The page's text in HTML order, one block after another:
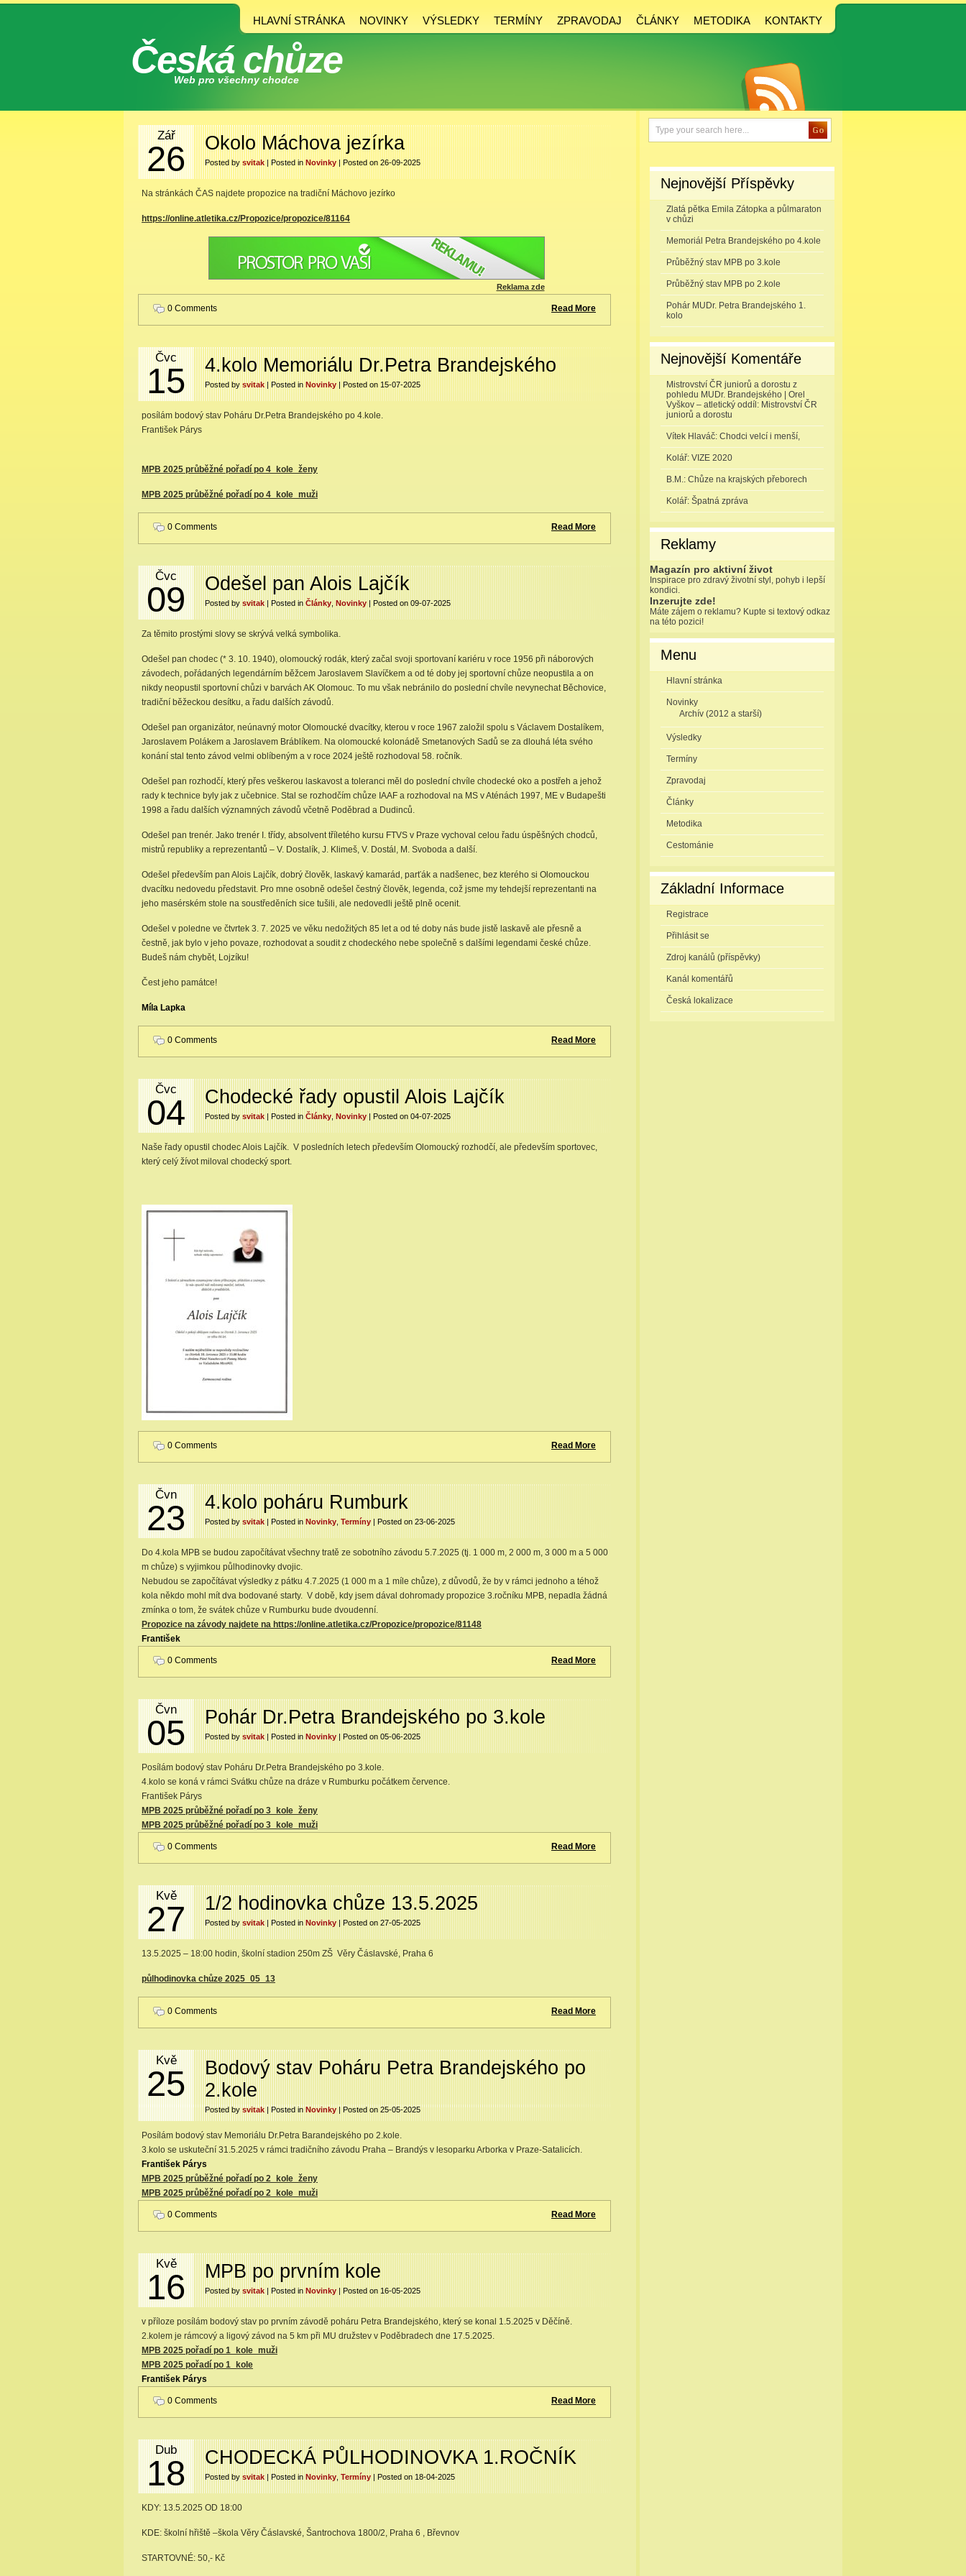
HLAVNÍ STRÁNKA NOVINKY VÝSLEDKY TERMÍNY ZPRAVODAJ ČLÁNKY METODIKA KONTAKTY
Česká chůze
Web pro všechny chodce
Zář
26 Okolo Máchova jezírka
Posted by svitak | Posted in Novinky | Posted on 26-09-2025
Na stránkách ČAS najdete propozice na tradiční Máchovo jezírko
https://online.atletika.cz/Propozice/propozice/81164
Reklama zde
0 Comments Read More
Čvc
15 4.kolo Memoriálu Dr.Petra Brandejského
Posted by svitak | Posted in Novinky | Posted on 15-07-2025
posílám bodový stav Poháru Dr.Petra Brandejského po 4.kole.
František Párys
MPB 2025 průběžné pořadí po 4_kole_ženy
MPB 2025 průběžné pořadí po 4_kole_muži
0 Comments Read More
Čvc
09 Odešel pan Alois Lajčík
Posted by svitak | Posted in Články Novinky | Posted on 09-07-2025
Za těmito prostými slovy se skrývá velká symbolika.
Odešel pan chodec (* 3. 10. 1940), olomoucký rodák, který začal svoji sportovaní kariéru v roce 1956 při náborových
závodech, pořádaných legendárním běžcem Jaroslavem Slavíčkem a od té doby jej sportovní chůze neopustila a on
nikdy neopustil sportovní chůzi v barvách AK Olomouc. To mu však nebránilo do poslední chvíle nevynechat Běchovice,
tradiční běžeckou desítku, a řadu dalších závodů.
Odešel pan organizátor, neúnavný motor Olomoucké dvacítky, kterou v roce 1967 založil spolu s Václavem Dostalíkem,
Jaroslavem Polákem a Jaroslavem Bráblíkem. Na olomoucké kolonádě Smetanových Sadů se za dlouhá léta svého
konání stal tento závod velmi oblíbeným a v roce 2024 ještě rozhodoval 58. ročník.
Odešel pan rozhodčí, který přes veškerou laskavost a toleranci měl do poslední chvíle chodecké oko a postřeh a jehož
rady k technice byly jak z učebnice. Stal se rozhodčím chůze IAAF a rozhodoval na MS v Aténách 1997, ME v Budapešti
1998 a řadu dalších významných závodů včetně Poděbrad a Dudinců.
Odešel pan trenér. Jako trenér I. třídy, absolvent tříletého kursu FTVS v Praze vychoval celou řadu úspěšných chodců,
mistrů republiky a reprezentantů – V. Dostalík, J. Klimeš, V. Dostál, M. Svoboda a další.
Odešel především pan Alois Lajčík, dobrý člověk, laskavý kamarád, parťák a nadšenec, bez kterého si Olomouckou
dvacítku nedovedu představit. Pro mne osobně odešel čestný člověk, legenda, což jsme my tehdejší reprezentanti na
jeho masérském stole na soustředěních sice tušili, ale nedovedli ještě plně ocenit.
Odešel v poledne ve čtvrtek 3. 7. 2025 ve věku nedožitých 85 let a od té doby nás bude jistě laskavě ale přesně a
čestně, jak bylo v jeho povaze, rozhodovat a soudit z chodeckého nebe společně s dalšími legendami české chůze.
Budeš nám chybět, Lojzíku!
Čest jeho památce!
Míla Lapka
0 Comments Read More
Čvc
04 Chodecké řady opustil Alois Lajčík
Posted by svitak | Posted in Články Novinky | Posted on 04-07-2025
Naše řady opustil chodec Alois Lajčík. V posledních letech především Olomoucký rozhodčí, ale především sportovec,
který celý žívot miloval chodecký sport.
0 Comments Read More
Čvn
23 4.kolo poháru Rumburk
Posted by svitak | Posted in Novinky Termíny | Posted on 23-06-2025
Do 4.kola MPB se budou započítávat všechny tratě ze sobotního závodu 5.7.2025 (tj. 1 000 m, 2 000 m, 3 000 m a 5 000
m chůze) s vyjimkou půlhodinovky dvojic.
Nebudou se započítávat výsledky z pátku 4.7.2025 (1 000 m a 1 míle chůze), z důvodů, že by v rámci jednoho a téhož
kola někdo mohl mít dva bodované starty. V době, kdy jsem dával dohromady propozice 3.ročníku MPB, nepadla žádná
zmínka o tom, že svátek chůze v Rumburku bude dvoudenní.
Propozice na závody najdete na https://online.atletika.cz/Propozice/propozice/81148
František
0 Comments Read More
Čvn
05 Pohár Dr.Petra Brandejského po 3.kole
Posted by svitak | Posted in Novinky | Posted on 05-06-2025
Posílám bodový stav Poháru Dr.Petra Brandejského po 3.kole.
4.kolo se koná v rámci Svátku chůze na dráze v Rumburku počátkem července.
František Párys
MPB 2025 průběžné pořadí po 3_kole_ženy
MPB 2025 průběžné pořadí po 3_kole_muži
0 Comments Read More
Kvě
27 1/2 hodinovka chůze 13.5.2025
Posted by svitak | Posted in Novinky | Posted on 27-05-2025
13.5.2025 – 18:00 hodin, školní stadion 250m ZŠ Věry Čáslavské, Praha 6
půlhodinovka chůze 2025_05_13
0 Comments Read More
Kvě
25
Bodový stav Poháru Petra Brandejského po
2.kole
Posted bysvitak| Posted inNovinky| Posted on 25-05-2025
Posílám bodový stav Memoriálu Dr.Petra Barandejského po 2.kole.
3.kolo se uskuteční 31.5.2025 v rámci tradičního závodu Praha – Brandýs v lesoparku Arborka v Praze-Satalicích.
František Párys
MPB 2025 průběžné pořadí po 2_kole_ženy
MPB 2025 průběžné pořadí po 2_kole_muži
0 Comments Read More
Kvě
16 MPB po prvním kole
Posted by svitak | Posted in Novinky | Posted on 16-05-2025
v příloze posílám bodový stav po prvním závodě poháru Petra Brandejského, který se konal 1.5.2025 v Děčíně.
2.kolem je rámcový a ligový závod na 5 km při MU družstev v Poděbradech dne 17.5.2025.
MPB 2025 pořadí po 1_kole_muži
MPB 2025 pořadí po 1_kole
František Párys
0 Comments Read More
Dub
18 CHODECKÁ PŮLHODINOVKA 1.ROČNÍK
Posted by svitak | Posted in Novinky Termíny | Posted on 18-04-2025
KDY: 13.5.2025 OD 18:00
KDE: školní hřiště –škola Věry Čáslavské, Šantrochova 1800/2, Praha 6 , Břevnov
STARTOVNÉ: 50,- Kč
Nejnovější Příspěvky
Zlatá pětka Emila Zátopka a půlmaraton
v chůzi
Memoriál Petra Brandejského po 4.kole
Průběžný stav MPB po 3.kole
Průběžný stav MPB po 2.kole
Pohár MUDr. Petra Brandejského 1.
kolo
Nejnovější Komentáře
Mistrovství ČR juniorů a dorostu z
pohledu MUDr. Brandejského | Orel
Vyškov – atletický oddíl : Mistrovství ČR
juniorů a dorostu
Vítek Hlaváč: Chodci velcí i menší,
Kolář: VIZE 2020
B.M.: Chůze na krajských přeborech
Kolář: Špatná zpráva
Reklamy
Magazín pro aktivní život
Inspirace pro zdravý životní styl, pohyb i lepší
kondici.
Inzerujte zde!
Máte zájem o reklamu? Kupte si textový odkaz
na této pozici!
Menu
Hlavní stránka
Novinky
Archív (2012 a starší)
Výsledky
Termíny
Zpravodaj
Články
Metodika
Cestománie
Základní Informace
Registrace
Přihlásit se
Zdroj kanálů (příspěvky)
Kanál komentářů
Česká lokalizace